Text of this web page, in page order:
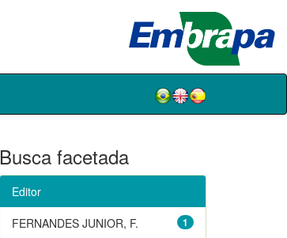
Busca facetada
Editor
1
FERNANDES JUNIOR, F.